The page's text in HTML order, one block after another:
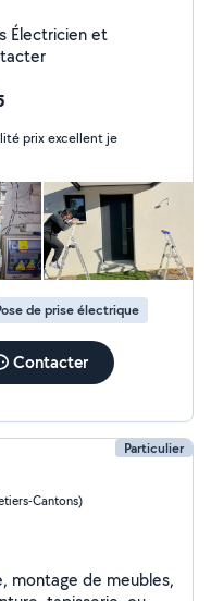
Électricien et
de prise électrique
Contacter
Particulier
Cantons)